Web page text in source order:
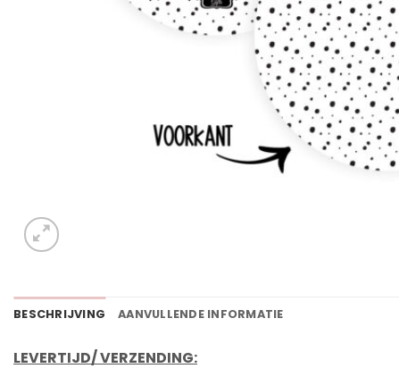
BESCHRIJVING AANVULLENDE INFORMATIE
LEVERTIJD/ VERZENDING: